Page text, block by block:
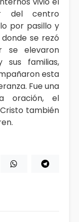
del centro
por pasillo y
se rezó
se elevaron
sus familias,
esta
Fue una
oración, el
también